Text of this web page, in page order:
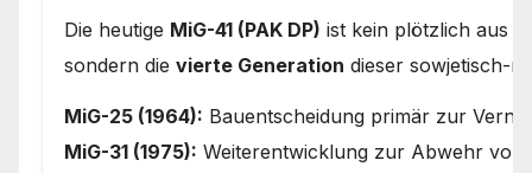
Die heutige MiG-41 (PAK DP) ist kein plötzlich aus
sondern die vierte Generation dieser sowjetisch-
MiG-25 (1964): Bauentscheidung primär zur
MiG-31 (1975): Weiterentwicklung zur Abwehr